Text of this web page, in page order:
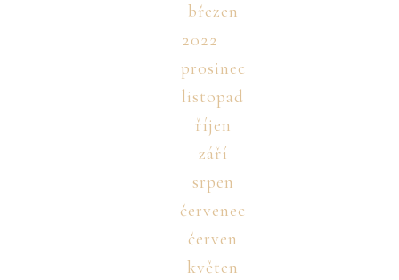
březen
2022
prosinec
listopad
říjen
září
srpen
červenec
červen
květen